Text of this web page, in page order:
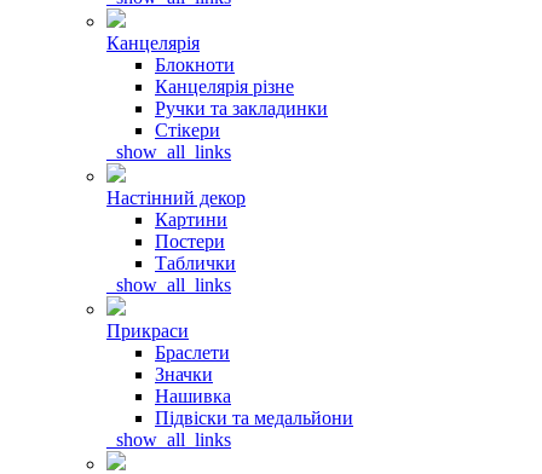
Канцелярія
Блокноти
Канцелярія різне
Ручки та закладинки
Стікери
_show_all_links
Настінний декор
Картини
Постери
Таблички
_show_all_links
Прикраси
Браслети
Значки
Нашивка
Підвіски та медальйони
_show_all_links